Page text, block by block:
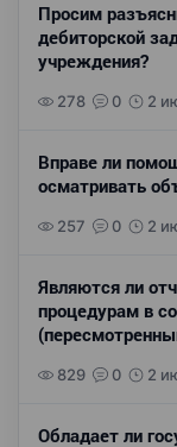
Просим
дебиторской
учреждения?
278 0 2
Вправе ли
осматривать
257 0 2
Являются ли
процедурам в
829 0 2
Обладает ли